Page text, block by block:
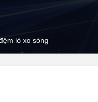
lò xo sóng